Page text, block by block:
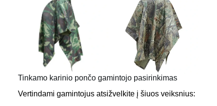
Tinkamo karinio pončo gamintojo pasirinkimas
Vertindami gamintojus atsižvelkite į šiuos veiksnius: